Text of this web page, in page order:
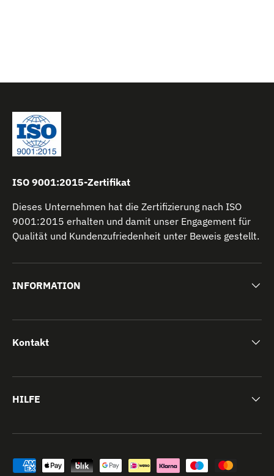
ISO 9001:2015-Zertifikat
Dieses Unternehmen hat die Zertifizierung nach ISO
9001:2015 erhalten und damit unser Engagement für
Qualität und Kundenzufriedenheit unter Beweis gestellt.
INFORMATION
Kontakt
HILFE
Akzeptierte Zahlungsmethoden